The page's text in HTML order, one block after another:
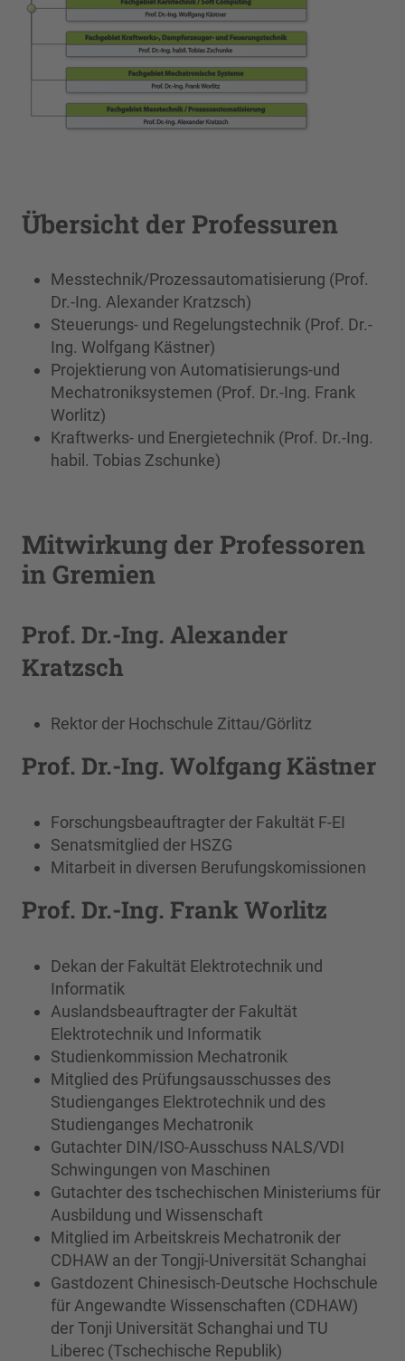
Übersicht der Professuren
Messtechnik/Prozessautomatisierung (Prof.
Dr.-Ing. Alexander Kratzsch)
Steuerungs- und Regelungstechnik (Prof. Dr.-
Ing. Wolfgang Kästner)
Projektierung von Automatisierungs-und
Mechatroniksystemen (Prof. Dr.-Ing. Frank
Worlitz)
Kraftwerks- und Energietechnik (Prof. Dr.-Ing.
habil. Tobias Zschunke)
Mitwirkung der Professoren
in Gremien
Prof. Dr.-Ing. Alexander
Kratzsch
Rektor der Hochschule Zittau/Görlitz
Prof. Dr.-Ing. Wolfgang Kästner
Forschungsbeauftragter der Fakultät F-EI
Senatsmitglied der HSZG
Mitarbeit in diversen Berufungskomissionen
Prof. Dr.-Ing. Frank Worlitz
Dekan der Fakultät Elektrotechnik und
Informatik
Auslandsbeauftragter der Fakultät
Elektrotechnik und Informatik
Studienkommission Mechatronik
Mitglied des Prüfungsausschusses des
Studienganges Elektrotechnik und des
Studienganges Mechatronik
Gutachter DIN/ISO-Ausschuss NALS/VDI
Schwingungen von Maschinen
Gutachter des tschechischen Ministeriums für
Ausbildung und Wissenschaft
Mitglied im Arbeitskreis Mechatronik der
CDHAW an der Tongji-Universität Schanghai
Gastdozent Chinesisch-Deutsche Hochschule
für Angewandte Wissenschaften (CDHAW)
der Tonji Universität Schanghai und TU
Liberec (Tschechische Republik)